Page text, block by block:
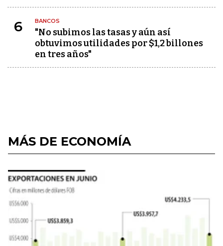
6 BANCOS
"No subimos las tasas y aún así
obtuvimos utilidades por $1,2 billones
en tres años"
MÁS DE ECONOMÍA